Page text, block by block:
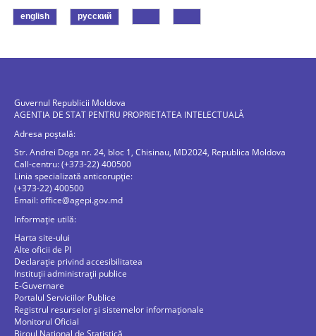
english русский
Guvernul Republicii Moldova
AGENTIA DE STAT PENTRU PROPRIETATEA INTELECTUALĂ
Adresa poștală:
Str. Andrei Doga nr. 24, bloc 1, Chisinau, MD2024, Republica Moldova
Call-centru: (+373-22) 400500
Linia specializată anticorupție:
(+373-22) 400500
Email:office@agepi.gov.md
Informație utilă:
Harta site-ului
Alte oficii de PI
Declarație privind accesibilitatea
Instituții administrații publice
E-Guvernare
Portalul Serviciilor Publice
Registrul resurselor și sistemelor informaționale
Monitorul Oficial
Biroul Naţional de Statistică